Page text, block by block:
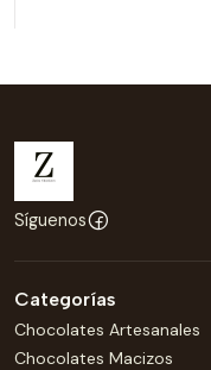
Síguenos
Categorías
Chocolates Artesanales
Chocolates Macizos